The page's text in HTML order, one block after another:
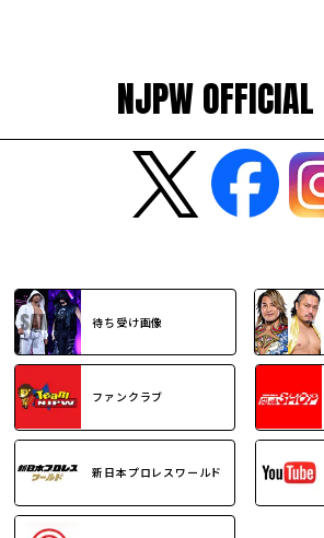
NJPW
待ち受け画像
ファンクラブ
新日本プロレスワールド